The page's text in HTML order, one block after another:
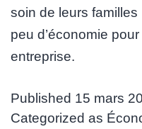
soin de leurs
peu d’économie
entreprise.
Published 15 mars
Categorized as